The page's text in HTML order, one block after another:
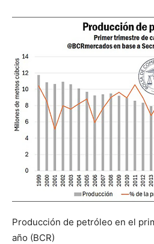
Producción de petróleo en el
año (BCR)